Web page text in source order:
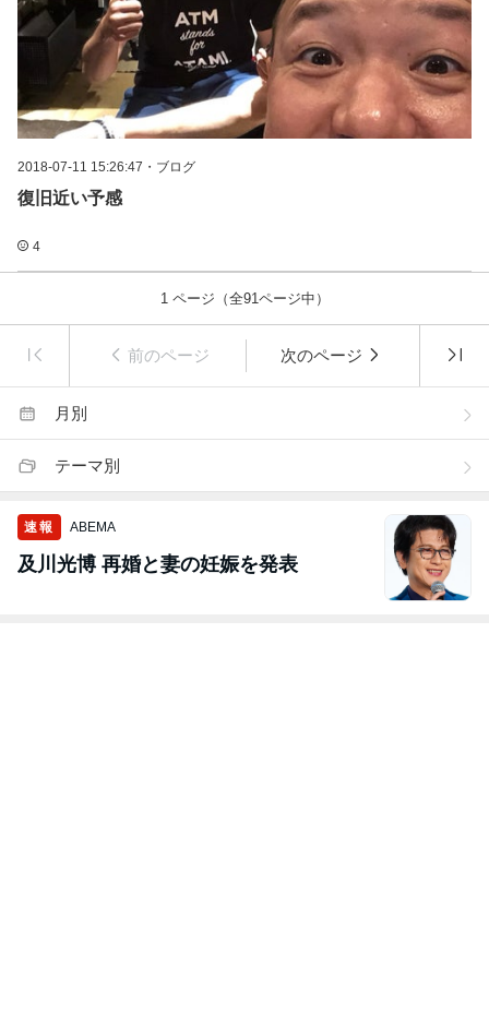
2018-07-11 15:26:47 ・ ブログ
復旧近い予感
4
1ページ（全91ページ中）
前のページ 次のページ
月別
テーマ別
速報 ABEMA
及川光博 再婚と妻の妊娠を発表